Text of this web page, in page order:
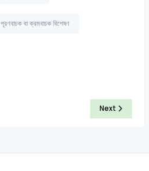
পূরণবাচক বা ক্রমবাচক বিশেষণ
Next